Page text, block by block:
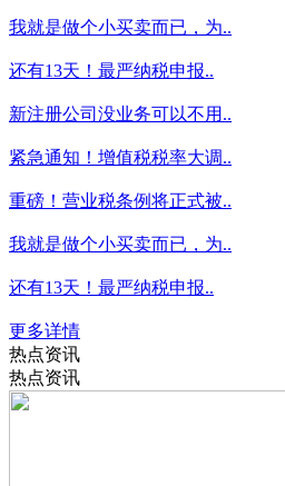
我就是做个小买卖而已，为..
还有13天！最严纳税申报..
新注册公司没业务可以不用..
紧急通知！增值税税率大调..
重磅！营业税条例将正式被..
我就是做个小买卖而已，为..
还有13天！最严纳税申报..
更多详情
热点资讯
热点资讯